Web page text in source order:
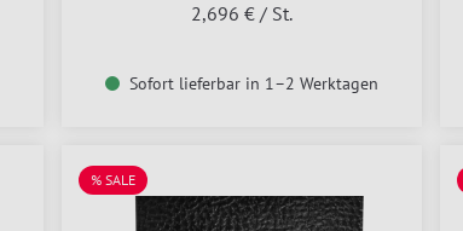
2,696 € / St.
Sofort lieferbar in 1–2 Werktagen
% SALE